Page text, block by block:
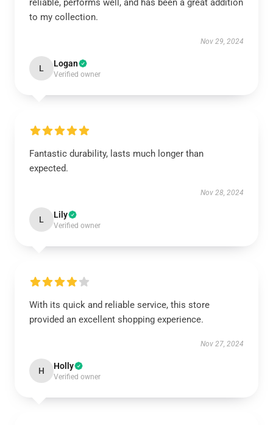
reliable, performs well, and has been a great addition
to my collection.
Nov 29, 2024
L Logan
Verified owner
Fantastic durability, lasts much longer than
expected.
Nov 28, 2024
L Lily
Verified owner
With its quick and reliable service, this store
provided an excellent shopping experience.
Nov 27, 2024
H Holly
Verified owner